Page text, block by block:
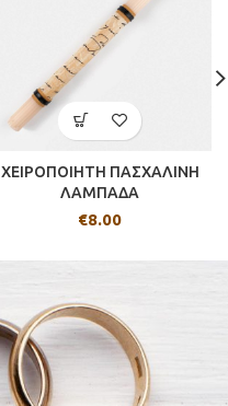
ΧΕΙΡΟΠΟΙΗΤΗ ΠΑΣΧΑΛΙΝΗ
ΛΑΜΠΑΔΑ
€8.00